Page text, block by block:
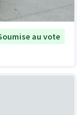
au vote